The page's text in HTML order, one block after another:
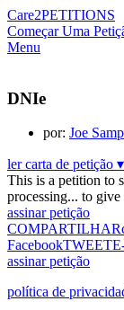
Care2PETITIONS
Começar Uma
Menu
DNIe
por: Joe
ler carta de petição ▾
This is a petition to
processing... to
assinar petição
COMPARTILHAR
FacebookTWEET
assinar petição
política de